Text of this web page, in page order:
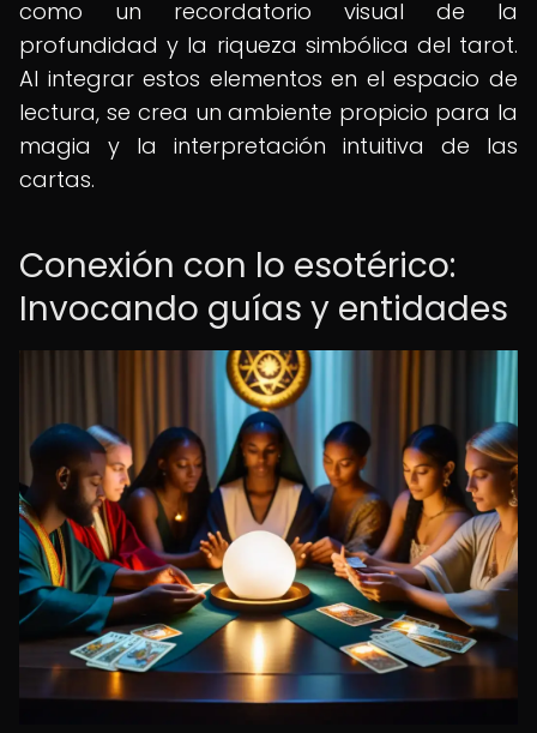
como un recordatorio visual de la
profundidad y la riqueza simbólica del tarot.
Al integrar estos elementos en el espacio de
lectura, se crea un ambiente propicio para la
magia y la interpretación intuitiva de las
cartas.
Conexión con lo esotérico:
Invocando guías y entidades